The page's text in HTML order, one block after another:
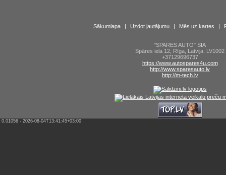
Sākumlapa | Uzdot jautājumu | Mēs uz kartes |
"SPARES AUTO" SIA
Spāres iela 12 Rīga Latvija LV1002
+37129696737
https://www.autospares4u.com
http://www.sparesauto.lv
http://m-tech.lv
0.01056 - 2026-08-04T13:41:45+03:00